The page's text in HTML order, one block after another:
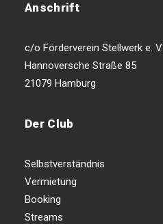
Anschrift
c/o Förderverein Stellwerk e. V.
Hannoversche Straße 85
21079 Hamburg
Der Club
Selbstverständnis
Vermietung
Booking
Streams